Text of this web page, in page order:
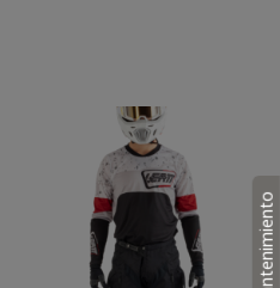
Mantenimiento